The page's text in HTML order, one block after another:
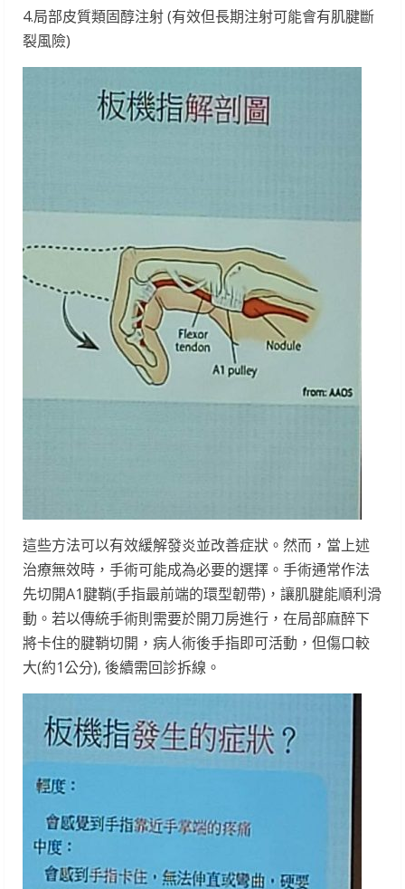
4.局部皮質類固醇注射 (有效但長期注射可能會有肌腱斷
裂風險)
這些方法可以有效緩解發炎並改善症狀。然而，當上述
治療無效時，手術可能成為必要的選擇。手術通常作法
先切開A1腱鞘(手指最前端的環型韌帶)，讓肌腱能順利滑
動。若以傳統手術則需要於開刀房進行，在局部麻醉下
將卡住的腱鞘切開，病人術後手指即可活動，但傷口較
大(約1公分), 後續需回診拆線。